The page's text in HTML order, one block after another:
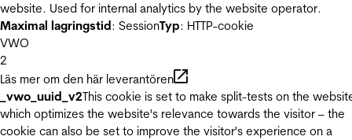
website. Used for internal analytics by the website operator.
Maximal lagringstid: SessionTyp: HTTP-cookie
VWO
2
Läs mer om den här leverantören
_vwo_uuid_v2This cookie is set to make split-tests on the
which optimizes the website's relevance towards the visitor – the
cookie can also be set to improve the visitor's experience on a